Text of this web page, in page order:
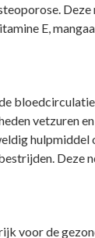
Deze
E,
vetzuren
hulpmiddel
Deze
voor de